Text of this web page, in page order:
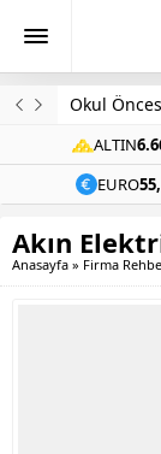
Okul
ALTIN
EURO
Akın
Anasayfa » Firma